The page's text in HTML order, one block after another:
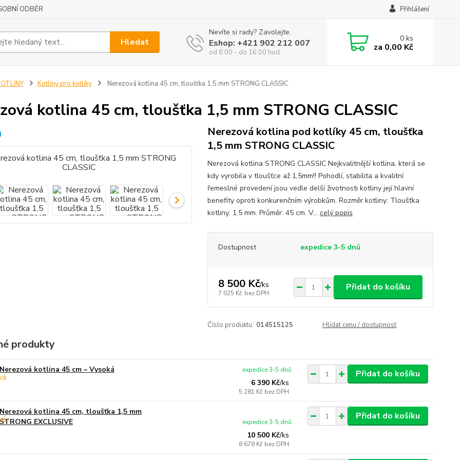
ODBĚR Přihlášení
Hledat
Nevíte si rady? Zavolejte.
Eshop: +421 902 212 007
od 8:00 - do 16:00 hod
0ks
za 0,00 Kč
Kotliny pro kotlíky Nerezová kotlina 45 cm, tloušťka 1,5 mm STRONG CLASSIC
kotlina 45 cm, tloušťka 1,5 mm STRONG CLASSIC
Nerezová kotlina pod kotlíky 45 cm, tloušťka
1,5 mm STRONG CLASSIC
Nerezová kotlina STRONG CLASSIC Nejkvalitnější kotlina, která se
kdy vyrobila v tloušťce až 1,5mm!! Pohodlí, stabilita a kvalitní
řemeslné provedení jsou vedle delší životnosti kotliny její hlavní
benefity oproti konkurenčním výrobkům. Rozměr kotliny: Tloušťka
kotliny: 1,5 mm. Průměr: 45 cm. V... celý popis
Dostupnost expedice 3-5 dnů
8 500 Kč/ks
7 025 Kč bez DPH
Přidat do košíku
Číslo produktu: 014515125 Hlídat cenu / dostupnost
produkty
kotlina 45 cm – Vysoká
6 390 Kč/ks
5 281 Kč bez DPH
expedice 3-5 dnů Přidat do košíku
kotlina 45 cm, tloušťka 1,5 mm
EXCLUSIVE
10 500 Kč/ks
8 678 Kč bez DPH
expedice 3-5 dnů
Přidat do košíku